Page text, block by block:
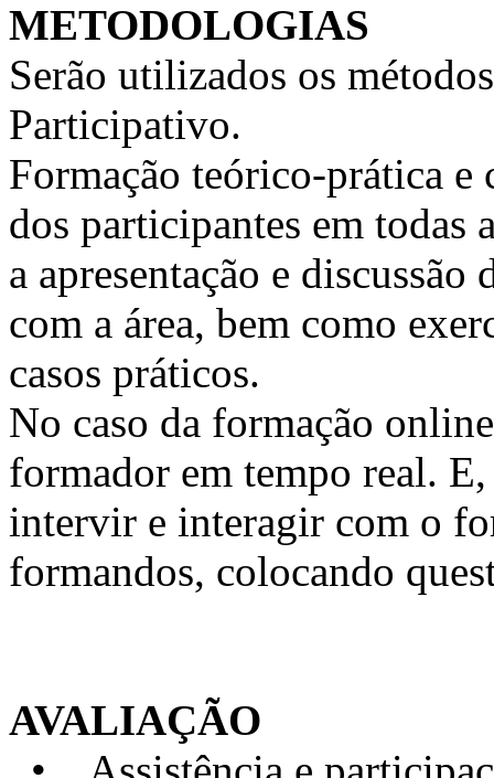
METODOLOGIAS
Serão utilizados os
Participativo.
Formação teórico-prática e
dos participantes em todas
a apresentação e
com a área, bem como
casos práticos.
No caso da formação
formador em tempo real.
intervir e interagir com o
formandos, colocando
AVALIAÇÃO